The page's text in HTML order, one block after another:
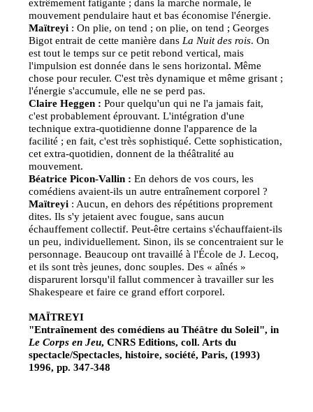
extrêmement fatigante ; dans la marche normale, le
mouvement pendulaire haut et bas économise l'énergie.
Maïtreyi : On plie, on tend ; on plie, on tend ; Georges
Bigot entrait de cette manière dans La Nuit des rois. On
est tout le temps sur ce petit rebond vertical, mais
l'impulsion est donnée dans le sens horizontal. Même
chose pour reculer. C'est très dynamique et même grisant ;
l'énergie s'accumule, elle ne se perd pas.
Claire Heggen : Pour quelqu'un qui ne l'a jamais fait,
c'est probablement éprouvant. L'intégration d'une
technique extra-quotidienne donne l'apparence de la
facilité ; en fait, c'est très sophistiqué. Cette sophistication,
cet extra-quotidien, donnent de la théâtralité au
mouvement.
Béatrice Picon-Vallin : En dehors de vos cours, les
comédiens avaient-ils un autre entraînement corporel ?
Maïtreyi : Aucun, en dehors des répétitions proprement
dites. Ils s'y jetaient avec fougue, sans aucun
échauffement collectif. Peut-être certains s'échauffaient-ils
un peu, individuellement. Sinon, ils se concentraient sur le
personnage. Beaucoup ont travaillé à l'École de J. Lecoq,
et ils sont très jeunes, donc souples. Des « aînés »
disparurent lorsqu'il fallut commencer à travailler sur les
Shakespeare et faire ce grand effort corporel.
MAÏTREYI
"Entraînement des comédiens au Théâtre du Soleil", in
Le Corps en Jeu, CNRS Editions, coll. Arts du
spectacle/Spectacles, histoire, société, Paris, (1993)
1996, pp. 347-348